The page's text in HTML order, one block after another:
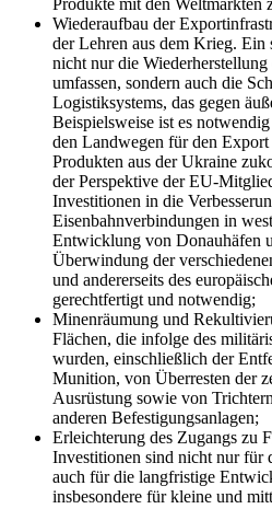
Produkte mit den Weltmärkten
Wiederaufbau der
der Lehren aus dem Krieg. Ein
nicht nur die
umfassen, sondern auch die
Logistiksystems, das gegen
Beispielsweise ist es
den Landwegen für den
Produkten aus der Ukraine
der Perspektive der EU-
Investitionen in die
Eisenbahnverbindungen in
Entwicklung von Donauhäfen
Überwindung der
und andererseits des
gerechtfertigt und notwendig;
Minenräumung und
Flächen, die infolge des
wurden, einschließlich der
Munition, von Überresten der
Ausrüstung sowie von
anderen Befestigungsanlagen;
Erleichterung des Zugangs zu
Investitionen sind nicht nur für
auch für die langfristige
insbesondere für kleine und